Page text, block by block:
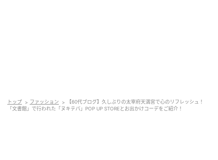
トップ ファッション
【60代ブログ】久しぶりの太宰府天満宮で心のリフレッシュ！
「文書館」で行われた「ヌキテパ」POP UP STOREとお出かけコーデをご紹介！